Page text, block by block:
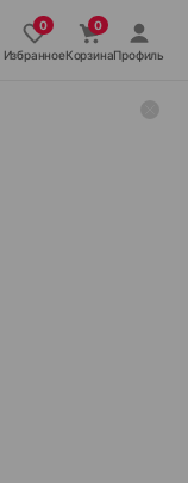
ИзбранноеКорзинаПрофиль